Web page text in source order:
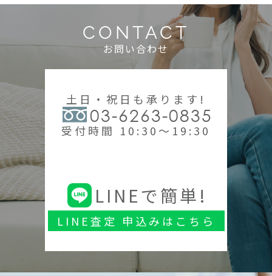
CONTACT
お問い合わせ
土日・祝日も承ります!
03-6263-0835
受付時間 10:30～19:30
LINEで簡単!
LINE査定 申込みはこちら